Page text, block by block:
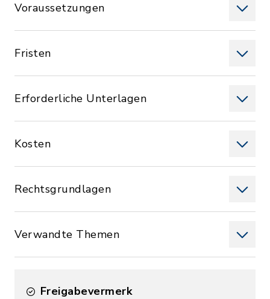
Voraussetzungen
Fristen
Erforderliche Unterlagen
Kosten
Rechtsgrundlagen
Verwandte Themen
Freigabevermerk